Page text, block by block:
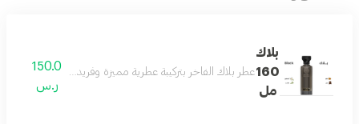
بلاك
160
مل
عطر بلاك الفاخر بتركيبة عطرية مميزة وفريدة بحجم 160 مل يدوم طويلا على البشرة ويمنحك إحساسا بالثقة والأناقة طوال اليوم
150.0
ر.س